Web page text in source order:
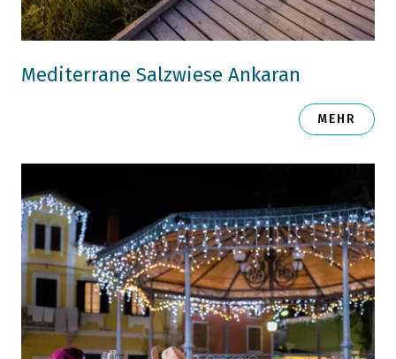
Mediterrane Salzwiese Ankaran
MEHR